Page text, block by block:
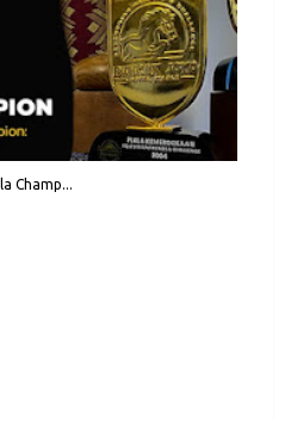
Champ...